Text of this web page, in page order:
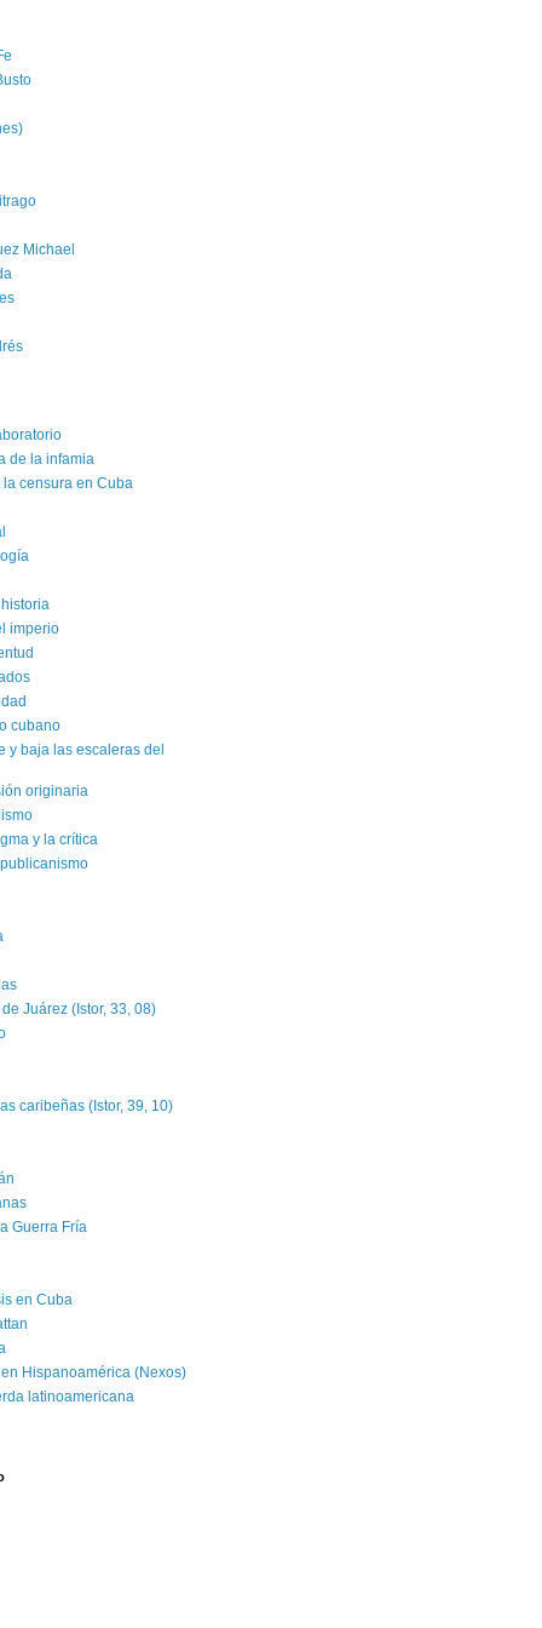
Michael
de la infamia
censura en Cuba
imperio
cubano
y baja las escaleras del
originaria
y la crítica
Juárez (Istor, 33, 08)
caribeñas (Istor, 39, 10)
Guerra Fría
en Cuba
Hispanoamérica (Nexos)
latinoamericana